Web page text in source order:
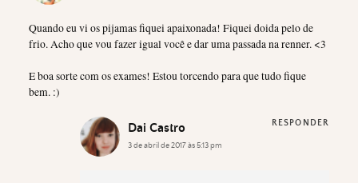
Quando eu vi os pijamas fiquei apaixonada! Fiquei doida pelo de
frio. Acho que vou fazer igual você e dar uma passada na renner. <3
E boa sorte com os exames! Estou torcendo para que tudo fique
bem. :)
Dai Castro
3 de abril de 2017 às 5:13 pm
RESPONDER